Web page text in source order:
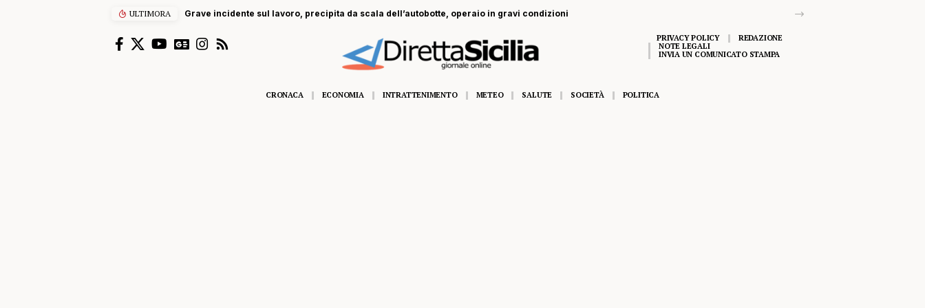
ULTIMORA Grave incidente sul lavoro, precipita da scala dell’autobotte, operaio in gravi condizioni
PRIVACY POLICY
REDAZIONE
NOTE LEGALI
INVIA UN COMUNICATO STAMPA
CRONACA ECONOMIA INTRATTENIMENTO METEO SALUTE SOCIETÀ POLITICA